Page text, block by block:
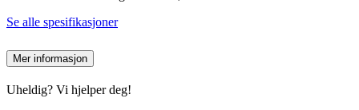
Se alle spesifikasjoner
Mer informasjon
Uheldig? Vi hjelper deg!